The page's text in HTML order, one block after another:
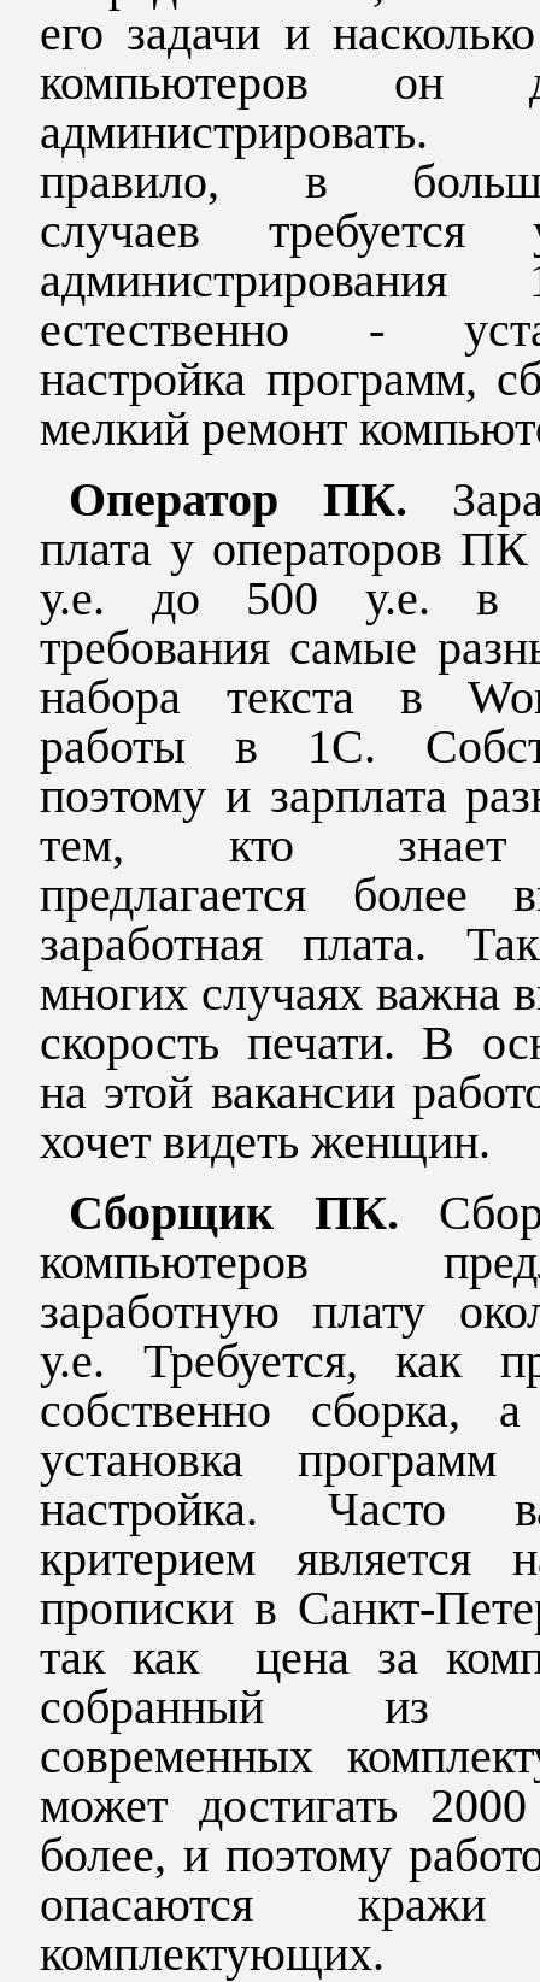
его задачи и
компьютеров он
правило, в
случаев требуется
естественно -
настройка программ,
мелкий ремонт
Оператор ПК.
плата у операторов
у.е. до 500 у.е. в
требования самые
набора текста в
работы в 1С.
поэтому и зарплата
тем, кто
предлагается более
заработная плата.
многих случаях важна
скорость печати. В
на этой вакансии
хочет видеть женщин.
Сборщик ПК.
компьютеров
заработную плату
у.е. Требуется, как
собственно сборка,
установка
настройка. Часто
критерием является
прописки в Санкт-
так как цена за
собранный из
современных
может достигать
более, и поэтому
опасаются
комплектующих.